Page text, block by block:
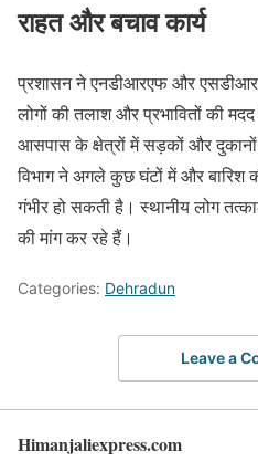
राहत और बचाव कार्य
प्रशासन ने एनडीआरएफ और
लोगों की तलाश और प्रभावितों की
आसपास के क्षेत्रों में सड़कों और
विभाग ने अगले कुछ घंटों में और बारिश
गंभीर हो सकती है। स्थानीय लोग
की मांग कर रहे हैं।
Categories: Dehradun
Leave a
Himanjaliexpress.com